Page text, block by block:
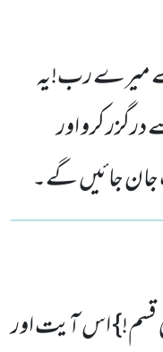
میرے رب!یہ
کرو اور
جائیں گے۔
قسم!} اس آیت اور